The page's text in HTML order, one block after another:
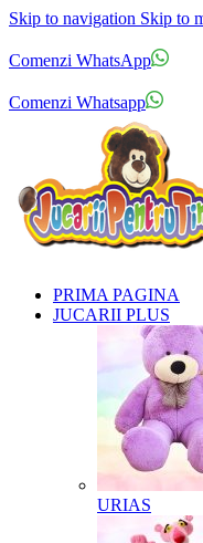
Skip to navigation Skip to
Comenzi WhatsApp
Comenzi Whatsapp
PRIMA PAGINA
JUCARII PLUS
URIAS